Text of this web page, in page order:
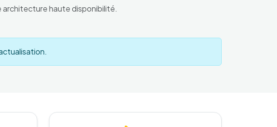
architecture haute disponibilité.